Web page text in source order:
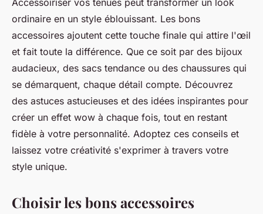
ordinaire en un style éblouissant. Les bons
accessoires ajoutent cette touche finale qui attire l'œil
et fait toute la différence. Que ce soit par des bijoux
audacieux, des sacs tendance ou des chaussures qui
se démarquent, chaque détail compte. Découvrez
des astuces astucieuses et des idées inspirantes pour
créer un effet wow à chaque fois, tout en restant
fidèle à votre personnalité. Adoptez ces conseils et
laissez votre créativité s'exprimer à travers votre
style unique.
Choisir les bons accessoires